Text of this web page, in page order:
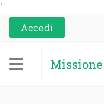
'
Accedi